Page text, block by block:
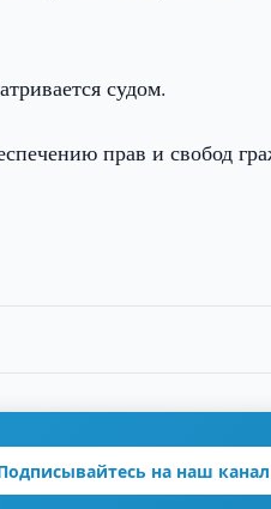
судом.
прав и свобод
на наш канал